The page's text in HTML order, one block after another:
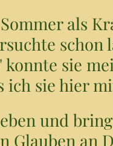
als
konnte sie
ich sie hier
und
Glauben an